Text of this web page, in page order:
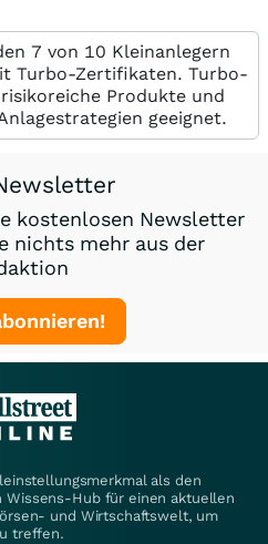
7 von 10 Kleinanlegern
Turbo-Zertifikaten. Turbo-
Produkte und
geeignet.
kostenlosen Newsletter
nichts mehr aus der
als den
Wissens-Hub für einen aktuellen
und Wirtschaftswelt, um
treffen.